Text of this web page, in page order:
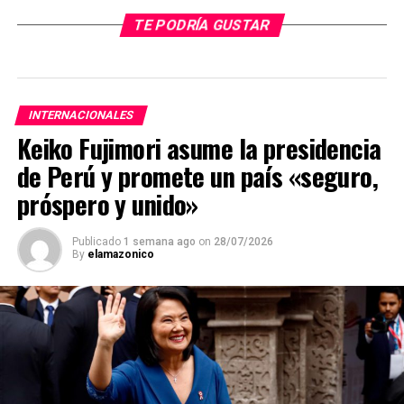
TE PODRÍA GUSTAR
INTERNACIONALES
Keiko Fujimori asume la presidencia
de Perú y promete un país «seguro,
próspero y unido»
Publicado 1 semana ago on 28/07/2026
By elamazonico